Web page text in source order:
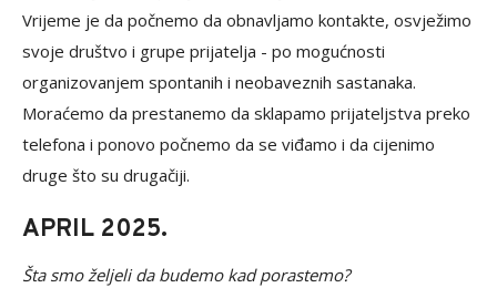
Vrijeme je da počnemo da obnavljamo kontakte, osvježimo
svoje društvo i grupe prijatelja - po mogućnosti
organizovanjem spontanih i neobaveznih sastanaka.
Moraćemo da prestanemo da sklapamo prijateljstva preko
telefona i ponovo počnemo da se viđamo i da cijenimo
druge što su drugačiji.
APRIL 2025.
Šta smo željeli da budemo kad porastemo?